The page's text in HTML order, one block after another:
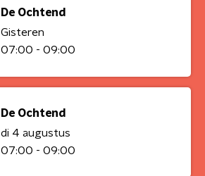
De Ochtend
Gisteren
07:00 - 09:00
De Ochtend
di 4 augustus
07:00 - 09:00